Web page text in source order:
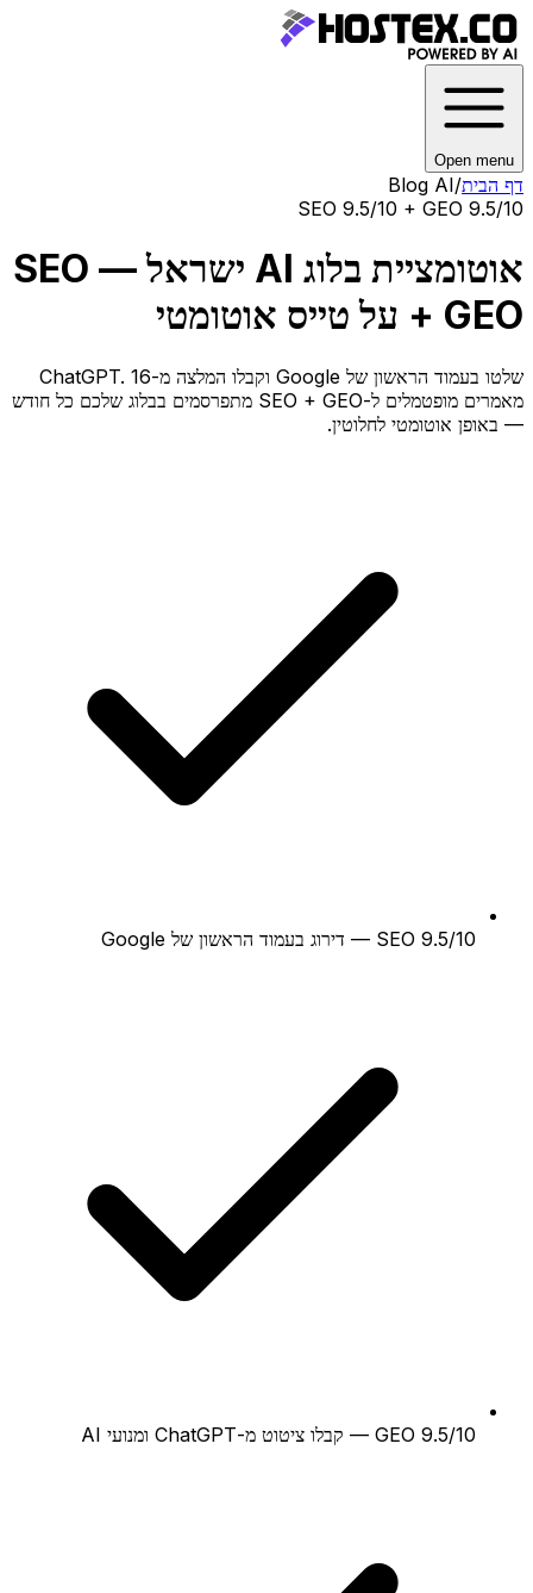
Open menu
דף הבית/
Blog AI
SEO 9.5/10 + GEO 9.5/10
אוטומציית בלוג AI ישראל — SEO
+ GEO על טייס אוטומטי
שלטו בעמוד הראשון של Google וקבלו המלצה מ-ChatGPT. 16
מאמרים מופטמלים ל-SEO + GEO מתפרסמים בבלוג שלכם כל חודש
— באופן אוטומטי לחלוטין.
SEO 9.5/10 — דירוג בעמוד הראשון של Google
GEO 9.5/10 — קבלו ציטוט מ-ChatGPT ומנועי AI